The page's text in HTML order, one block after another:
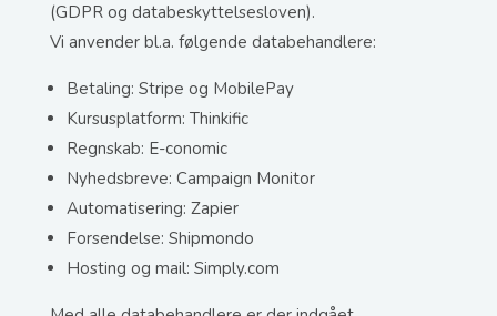
(GDPR og databeskyttelsesloven).
Vi anvender bl.a. følgende databehandlere:
Betaling: Stripe og MobilePay
Kursusplatform: Thinkific
Regnskab: E-conomic
Nyhedsbreve: Campaign Monitor
Automatisering: Zapier
Forsendelse: Shipmondo
Hosting og mail: Simply.com